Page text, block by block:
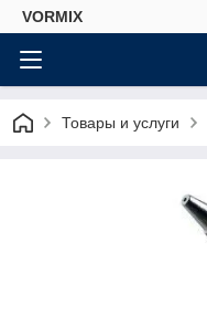
VORMIX
Товары и услуги